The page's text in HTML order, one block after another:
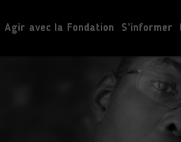
Agir avec la Fondation S’informer